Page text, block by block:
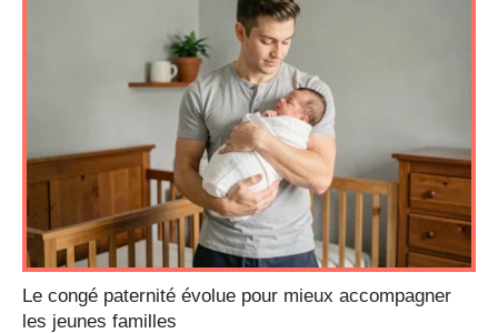
Le congé paternité évolue pour mieux accompagner
les jeunes familles